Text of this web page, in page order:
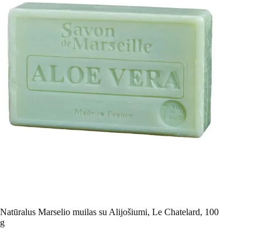
Natūralus Marselio muilas su Alijošiumi, Le Chatelard, 100
g